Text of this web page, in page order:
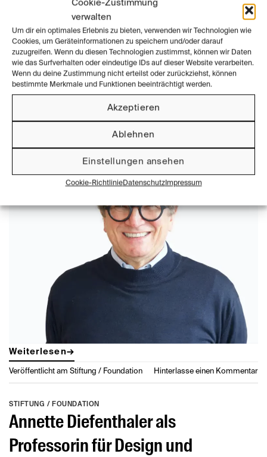
Cookie-Zustimmung
verwalten
Um dir ein optimales Erlebnis zu bieten, verwenden wir Technologien wie
Cookies, um Geräteinformationen zu speichern und/oder darauf
zuzugreifen. Wenn du diesen Technologien zustimmst, können wir Daten
wie das Surfverhalten oder eindeutige IDs auf dieser Website verarbeiten.
Wenn du deine Zustimmung nicht erteilst oder zurückziehst, können
bestimmte Merkmale und Funktionen beeinträchtigt werden.
Akzeptieren
Ablehnen
Einstellungen ansehen
Cookie-RichtlinieDatenschutzImpressum
STIFTUNG / FOUNDATION
Prof. em. Fritz Frenkler in den Beirat
der Dieter und Ingeborg Rams
Stiftung berufen
VERÖFFENTLICHT AM31. MÄRZ 2023 VONADMINTZN
31
Weiterlesen→
Veröffentlicht am Stiftung / Foundation Hinterlasse einen Kommentar
STIFTUNG / FOUNDATION
Annette Diefenthaler als
Professorin für Design und